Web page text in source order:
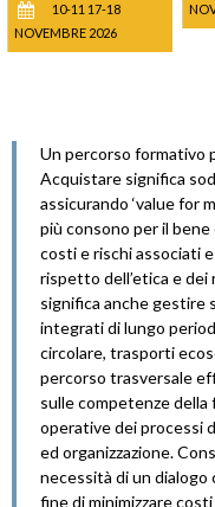
10-11 17-18
NOVEMBRE 2026
Un percorso formativo
Acquistare significa
assicurando ‘value for
più consono per il
costi e rischi associati
rispetto dell’etica e
significa anche gestire
integrati di lungo
circolare, trasporti
percorso trasversale
sulle competenze
operative dei processi
ed organizzazione.
necessità di un
fine di minimizzare